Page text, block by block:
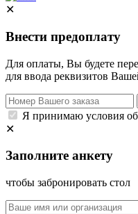
✕
Внести предоплату
Для оплаты, Вы будете
для ввода реквизитов
Я принимаю условия
✕
Заполните анкету
чтобы забронировать стол